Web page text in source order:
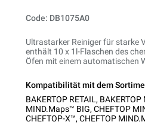
Code: DB1075A0
Ultrastarker Reiniger für starke
enthält 10 x 1l-Flaschen des
Öfen mit einem automatischen
Kompatibilität mit dem
BAKERTOP RETAIL , BAKERTOP
MIND.Maps™ BIG, CHEFTOP
CHEFTOP-X™, CHEFTOP